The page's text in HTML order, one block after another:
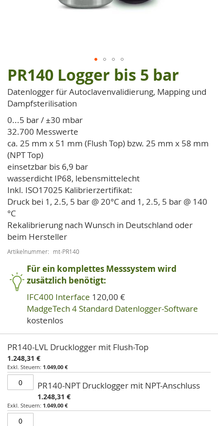
Zum
Anfang
der
Bildgalerie
springen
PR140 Logger bis 5 bar
Datenlogger für Autoclavenvalidierung, Mapping und
Dampfsterilisation
0...5 bar / ±30 mbar
32.700 Messwerte
ca. 25 mm x 51 mm (Flush Top) bzw. 25 mm x 58 mm
(NPT Top)
einsetzbar bis 6,9 bar
wasserdicht IP68, lebensmittelecht
Inkl. ISO17025 Kalibrierzertifikat:
Druck bei 1, 2.5, 5 bar @ 20°C and 1, 2.5, 5 bar @ 140
°C
Rekalibrierung nach Wunsch in Deutschland oder
beim Hersteller
Artikelnummer mt-PR140
Für ein komplettes Messsystem wird
zusätzlich benötigt:
IFC400 Interface 120,00 €
MadgeTech 4 Standard Datenlogger-Software
kostenlos
für
gruppiertes
Produkt
PR140-LVL Drucklogger mit Flush-Top
1.248,31 €
1.049,00 €
PR140-NPT Drucklogger mit NPT-Anschluss
1.248,31 €
1.049,00 €